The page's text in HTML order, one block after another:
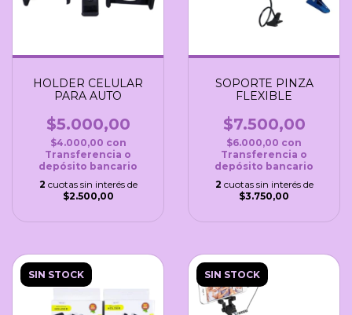
HOLDER CELULAR
PARA AUTO
$5.000,00
$4.000,00 con
Transferencia o
depósito bancario
2 cuotas sin interés de
$2.500,00
SOPORTE PINZA
FLEXIBLE
$7.500,00
$6.000,00 con
Transferencia o
depósito bancario
2 cuotas sin interés de
$3.750,00
SIN STOCK SIN STOCK